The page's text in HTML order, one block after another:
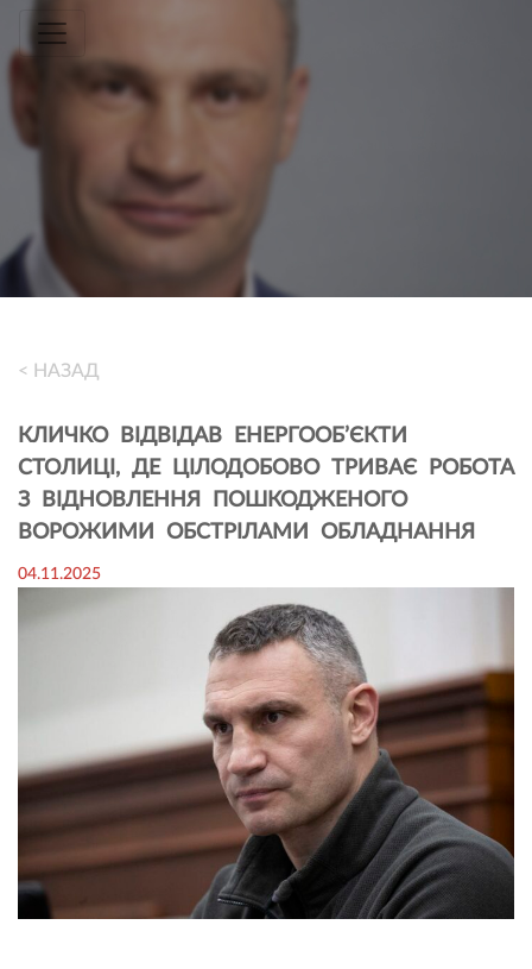
Toggle navigation
< НАЗАД
КЛИЧКО ВІДВІДАВ ЕНЕРГООБ’ЄКТИ
СТОЛИЦІ, ДЕ ЦІЛОДОБОВО ТРИВАЄ РОБОТА
З ВІДНОВЛЕННЯ ПОШКОДЖЕНОГО
ВОРОЖИМИ ОБСТРІЛАМИ ОБЛАДНАННЯ
04.11.2025